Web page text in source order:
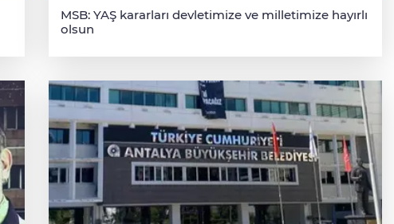
MSB: YAŞ kararları devletimize ve milletimize hayırlı
olsun